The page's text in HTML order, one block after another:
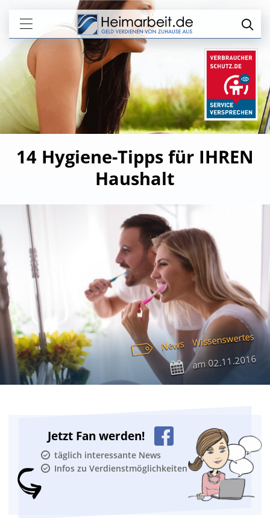
14 Hygiene-Tipps für IHREN
Haushalt
News Wissenswertes
am02.11.2016
Jetzt Fan werden!
täglich interessante News
Infos zu Verdienstmöglichkeiten